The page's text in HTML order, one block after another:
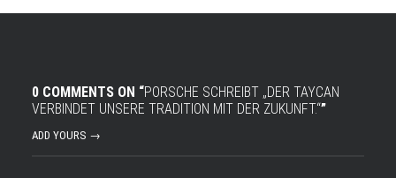
0 COMMENTS ON “PORSCHE SCHREIBT „DER TAYCAN
VERBINDET UNSERE TRADITION MIT DER ZUKUNFT.“”
ADD YOURS →